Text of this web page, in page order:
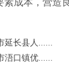
成本，营造
延长县人......
浯口镇优......